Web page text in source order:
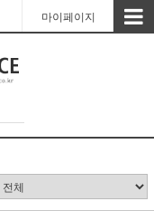
마이페이지